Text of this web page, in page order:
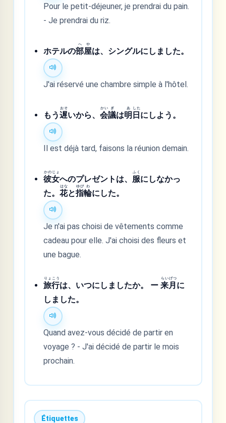
Pour le petit-déjeuner, je prendrai du pain.
- Je prendrai du riz.
ホテルの部
へ
屋
や
は、シングルにしました。
J'ai réservé une chambre simple à l'hôtel.
もう遅
おそ
いから、会
かい
議
ぎ
は明
あ
日
した
にしよう。
Il est déjà tard, faisons la réunion demain.
彼
かの
女
じょ
へのプレゼントは、 服
ふく
にしなかっ
た。花
はな
と指
ゆび
輪
わ
にした。
Je n'ai pas choisi de vêtements comme
cadeau pour elle. J'ai choisi des fleurs et
une bague.
旅
りょ
行
こう
は、いつにしましたか。 ー来
らい
月
げつ
に
しました。
Quand avez-vous décidé de partir en
voyage ? - J'ai décidé de partir le mois
prochain.
Étiquettes